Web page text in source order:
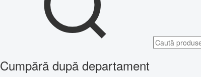
Cumpără după departament